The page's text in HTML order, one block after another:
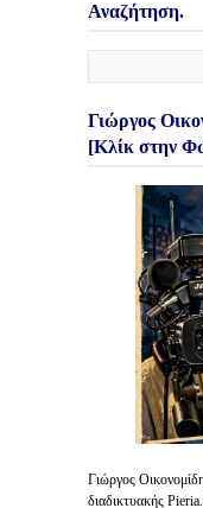
Αναζήτηση.
Γιώργος
[Κλίκ στην
Γιώργος
διαδικτυακής